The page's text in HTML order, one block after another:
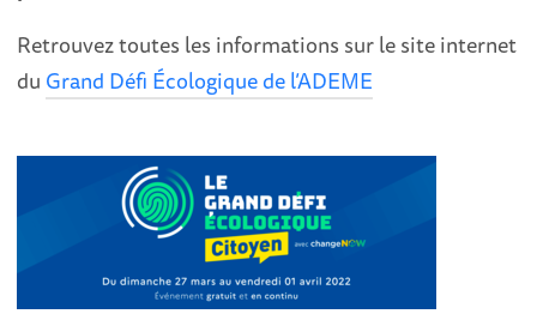
Retrouvez toutes les informations sur le site internet
du Grand Défi Écologique de l’ADEME